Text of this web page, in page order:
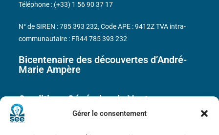
Gérer le consentement
Bicentenaire des découvertes d’André-
Marie Ampère
Conditions Générales de Vente
Téléphone : (+33) 1 56 90 37 17
N° de SIREN : 785 393 232, Code APE : 9412Z TVA intra-
communautaire : FR44 785 393 232